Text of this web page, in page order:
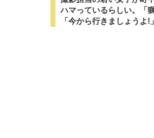
ハマっているらしい。「
「今から行きましょうよ